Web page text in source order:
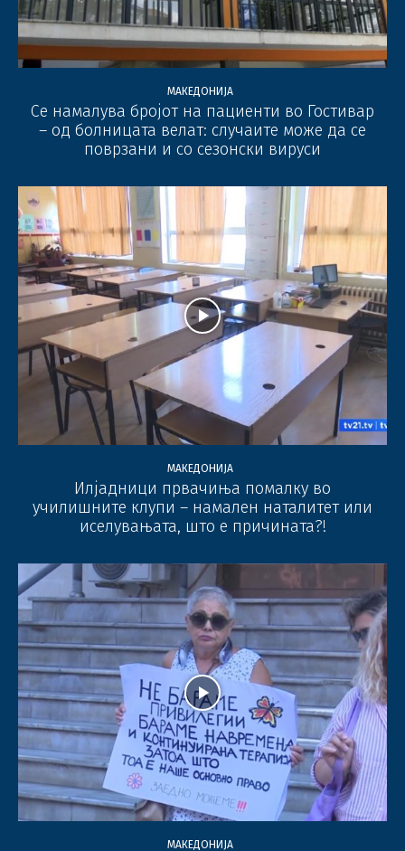
МАКЕДОНИЈА
Се намалува бројот на пациенти во Гостивар
– од болницата велат: случаите може да се
поврзани и со сезонски вируси
МАКЕДОНИЈА
Илјадници првачиња помалку во
училишните клупи – намален наталитет или
иселувањата, што е причината?!
МАКЕДОНИЈА